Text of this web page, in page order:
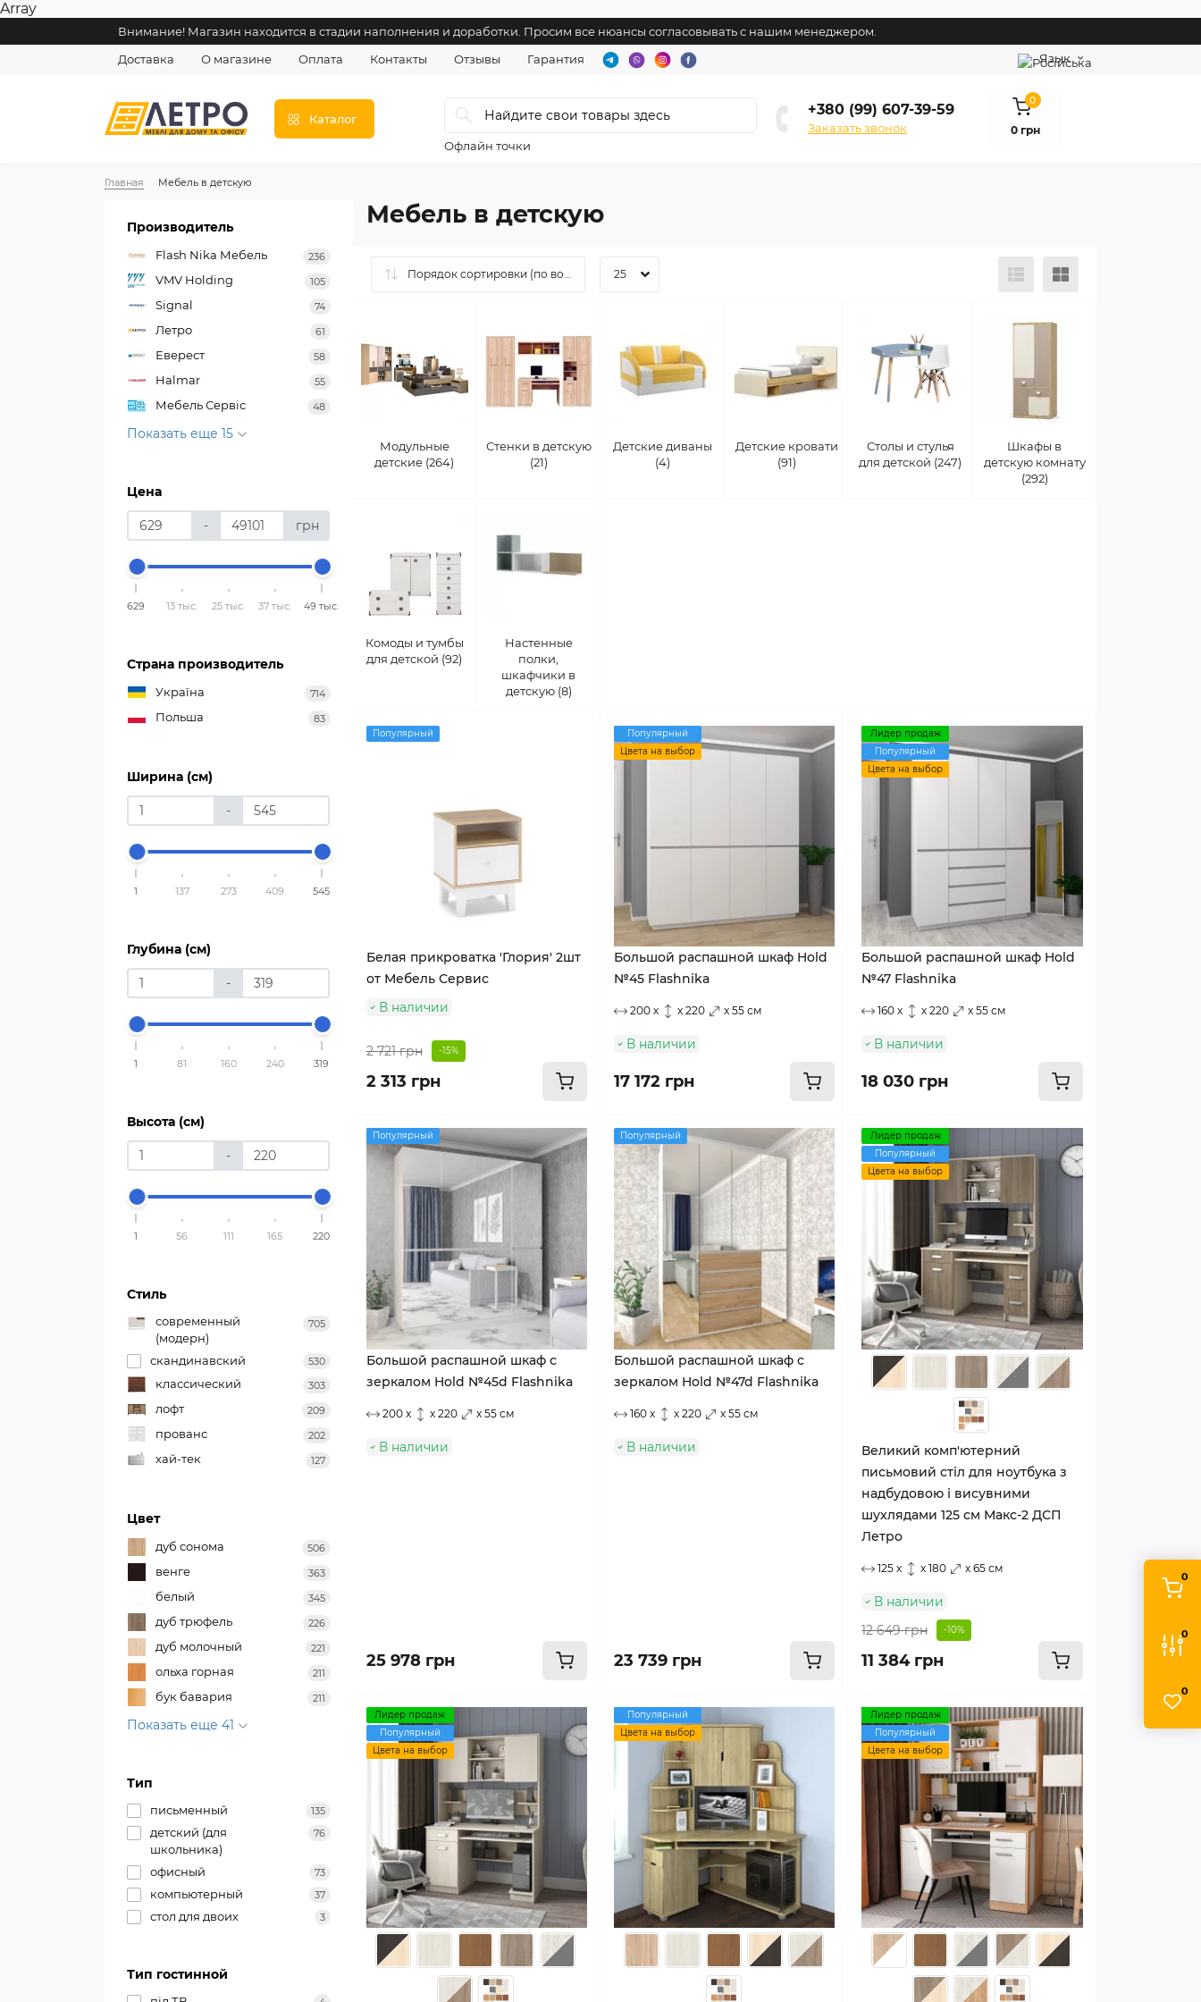
Array
0
0
0
Внимание! Магазин находится в стадии наполнения и доработки. Просим все нюансы согласовывать с нашим менеджером.
Доставка
О магазине Оплата Контакты Отзывы Гарантия Язык
Каталог
Офлайн точки
+380 (99) 607-39-59
Заказать звонок
0
0 грн
Главная Мебель в детскую
Производитель
Flash Nika Мебель 236
VMV Holding 105
Signal 74
Летро 61
Еверест 58
Halmar 55
Мебель Сервіс 48
Показать еще 15
Цена
- грн
629 13 тыс. 25 тыс. 37 тыс. 49 тыс.
Страна производитель
Україна 714
Польша 83
Ширина (см)
-
1 137 273 409 545
Глубина (см)
-
1 81 160 240 319
Высота (см)
-
1 56 111 165 220
Стиль
современный
(модерн)
705
скандинавский 530
классический 303
лофт 209
прованс 202
хай-тек 127
Цвет
дуб сонома 506
венге 363
белый 345
дуб трюфель 226
дуб молочный 221
ольха горная 211
бук бавария 211
Показать еще 41
Тип
письменный 135
детский (для
школьника)
76
офисный 73
компьютерный 37
стол для двоих 3
Тип гостинной
Мебель в детскую
Модульные
детские (264)
Стенки в детскую
(21)
Детские диваны
(4)
Детские кровати
(91)
Столы и стулья
для детской (247)
Шкафы в
детскую комнату
(292)
Комоды и тумбы
для детской (92)
Настенные
полки,
шкафчики в
детскую (8)
Популярный
Белая прикроватка 'Глория' 2шт
от Мебель Сервис
В наличии
2 721 грн -15%
2 313 грн
Популярный
Цвета на выбор
Большой распашной шкаф Hold
№45 Flashnika
200 x x 220 x 55 см
В наличии
17 172 грн
Лидер продаж
Популярный
Цвета на выбор
Большой распашной шкаф Hold
№47 Flashnika
160 x x 220 x 55 см
В наличии
18 030 грн
Популярный
Большой распашной шкаф с
зеркалом Hold №45d Flashnika
200 x x 220 x 55 см
В наличии
25 978 грн
Популярный
Большой распашной шкаф с
зеркалом Hold №47d Flashnika
160 x x 220 x 55 см
В наличии
23 739 грн
Лидер продаж
Популярный
Цвета на выбор
Великий комп'ютерний
письмовий стіл для ноутбука з
надбудовою і висувними
шухлядами 125 см Макс-2 ДСП
Летро
125 x x 180 x 65 см
В наличии
12 649 грн
-10%
11 384 грн
Лидер продаж
Популярный
Цвета на выбор
Популярный
Цвета на выбор
Лидер продаж
Популярный
Цвета на выбор